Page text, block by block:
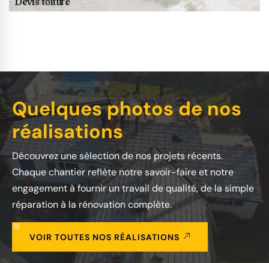
Quelques photos de nos
réalisations
Découvrez une sélection de nos projets récents.
Chaque chantier reflète notre savoir-faire et notre
engagement à fournir un travail de qualité, de la simple
réparation à la rénovation complète.
VOIR TOUTES NOS RÉALISATIONS